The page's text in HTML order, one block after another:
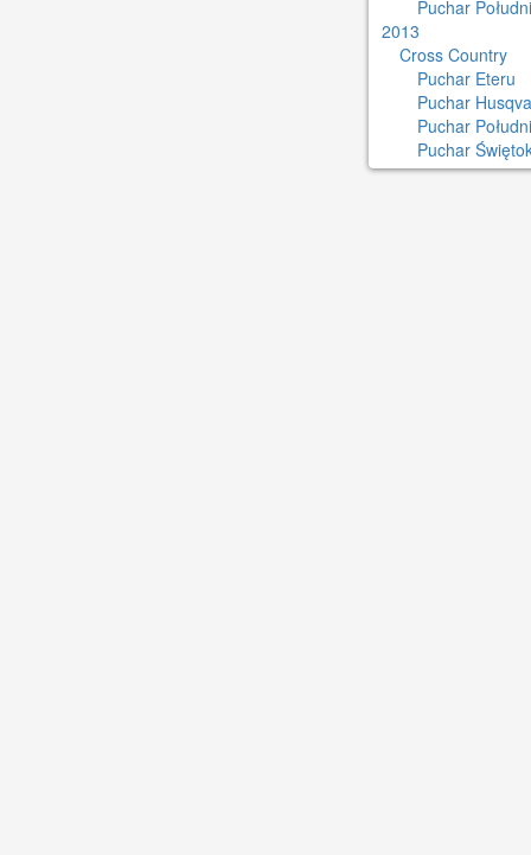
Puchar
2013
Cross Country
Puchar Eteru
Puchar
Puchar
Puchar